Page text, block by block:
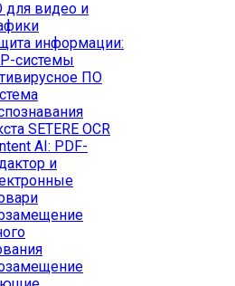
для видео и
информации:
системы
ПО
SETERE OCR
AI: PDF-
и